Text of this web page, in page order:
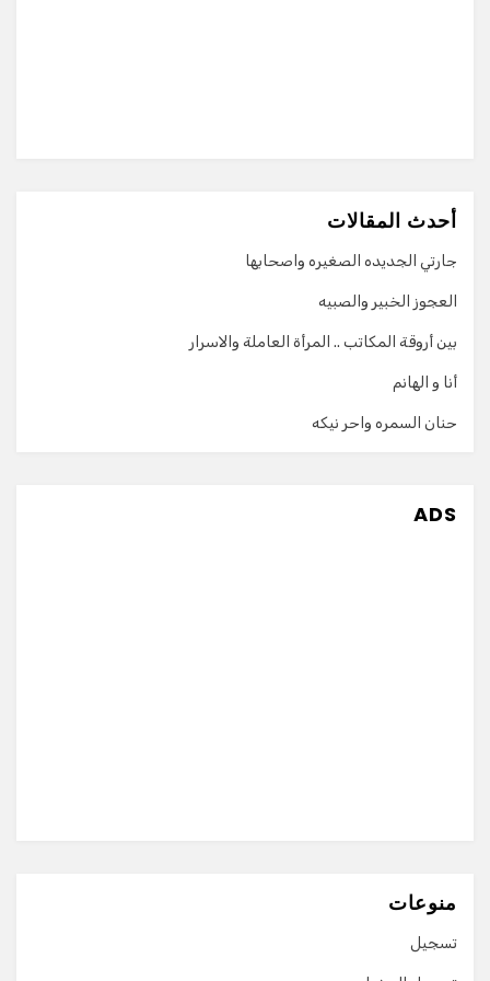
أحدث المقالات
جارتي الجديده الصغيره واصحابها
العجوز الخبير والصبيه
بين أروقة المكاتب .. المرأة العاملة والاسرار
أنا و الهانم
حنان السمره واحر نيكه
ADS
منوعات
تسجيل